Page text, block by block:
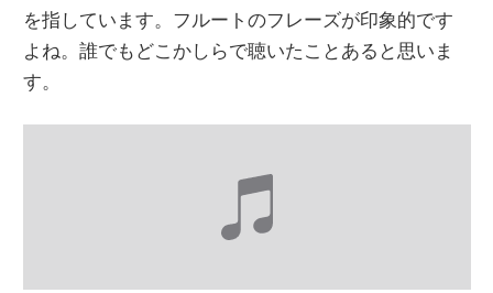
を指しています。フルートのフレーズが印象的です
よね。誰でもどこかしらで聴いたことあると思いま
す。